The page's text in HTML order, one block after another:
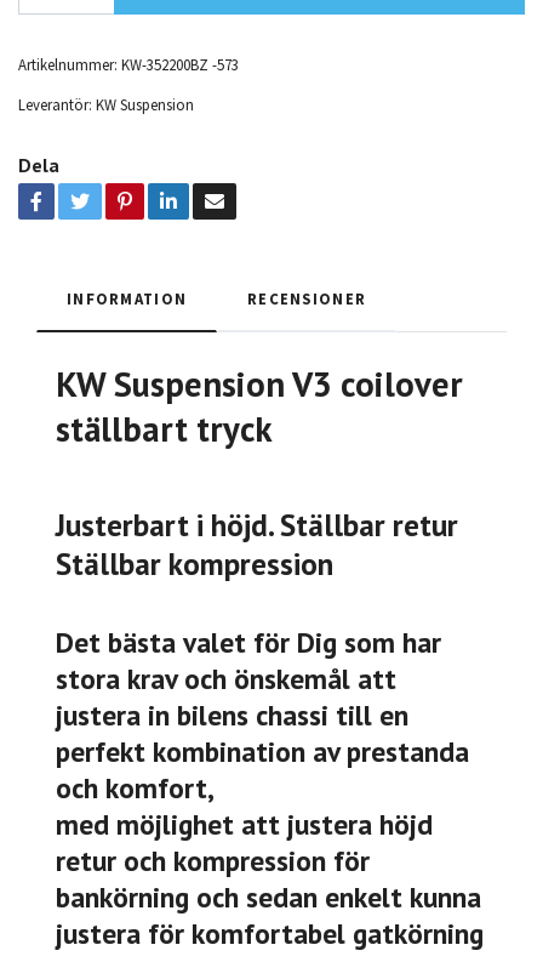
Artikelnummer: KW-352200BZ -573
Leverantör: KW Suspension
Dela
INFORMATION RECENSIONER
KW Suspension V3 coilover
ställbart tryck
Justerbart i höjd. Ställbar retur
Ställbar kompression
Det bästa valet för Dig som har
stora krav och önskemål att
justera in bilens chassi till en
perfekt kombination av prestanda
och komfort,
med möjlighet att justera höjd
retur och kompression för
bankörning och sedan enkelt kunna
justera för komfortabel gatkörning